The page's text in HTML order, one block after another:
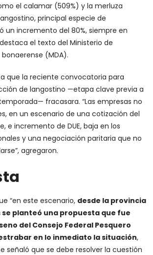
el calamar (509%) y la merluza
principal especie de
un incremento del 80%, siempre en
el texto del Ministerio de
(MDA).
que la reciente convocatoria para
de langostino —etapa clave previa a
fracasara. “Las empresas no
en un escenario de una cotización del
e incremento de DUE, baja en los
y una negociación paritaria que no
agregaron.
“en este escenario, desde la provincia
se planteó una propuesta que fue
del Consejo Federal Pesquero
en lo inmediato la situación,
señaló que se debe resolver la cuestión